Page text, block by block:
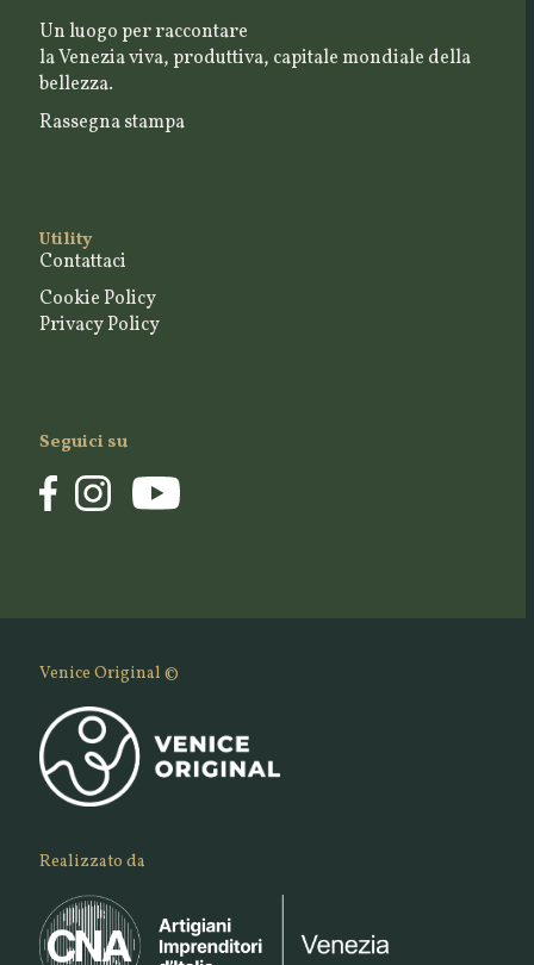
Un luogo per raccontare
la Venezia viva, produttiva, capitale mondiale della
bellezza.
Rassegna stampa
Utility
Contattaci
Cookie Policy
Privacy Policy
Seguici su
Venice Original ©
Realizzato da